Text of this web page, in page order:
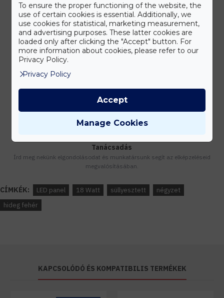
Kedvezmények
Vásárolj nagyobb mennyiségben és megadjuk a legjobb gyártói árakat.
Készleten lévő termékeinket akár 24 órán belül megkaphatod!
Tanácsadás
Írd meg nekünk elgondolásodat és munkatársunk segít az elképzeléseid
megvalósításában.
CÍMKÉK: LED panel 18 Watt süllyesztett
négyzet
hideg fehér
KAPCSOLÓDÓ ÉS KOMPATIBILIS TERMÉKEK
To ensure the proper functioning of the website, the
use of certain cookies is essential. Additionally, we
use cookies for statistical, marketing measurement,
and advertising purposes. These latter cookies are
loaded only after clicking the "Accept" button. For
more information about cookies, please refer to our
Privacy Policy.
Privacy Policy
Manage Cookies
Accept